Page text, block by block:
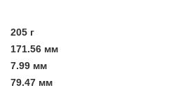
205 г
171.56 мм
7.99 мм
79.47 мм